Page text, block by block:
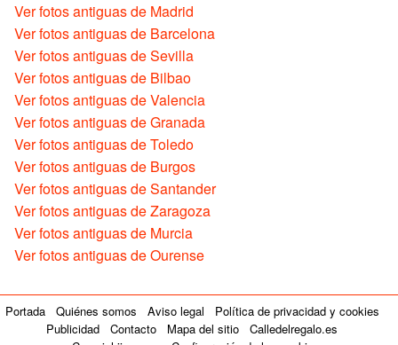
Ver fotos antiguas de Madrid
Ver fotos antiguas de Barcelona
Ver fotos antiguas de Sevilla
Ver fotos antiguas de Bilbao
Ver fotos antiguas de Valencia
Ver fotos antiguas de Granada
Ver fotos antiguas de Toledo
Ver fotos antiguas de Burgos
Ver fotos antiguas de Santander
Ver fotos antiguas de Zaragoza
Ver fotos antiguas de Murcia
Ver fotos antiguas de Ourense
Portada Quiénes somos Aviso legal
Política de privacidad y cookies
Publicidad
Contacto Mapa del sitio
Calledelregalo.es